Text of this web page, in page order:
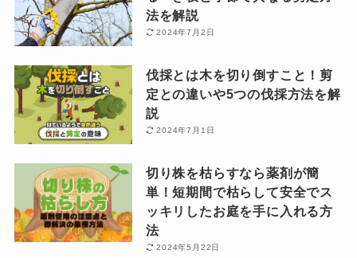
法を解説
2024年7月2日
伐採とは木を切り倒すこと！剪
定との違いや5つの伐採方法を解
説
2024年7月1日
切り株を枯らすなら薬剤が簡
単！短期間で枯らして安全でス
ッキリしたお庭を手に入れる方
法
2024年5月22日